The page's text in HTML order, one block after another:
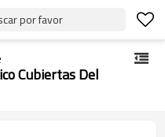
por favor
Cubiertas Del